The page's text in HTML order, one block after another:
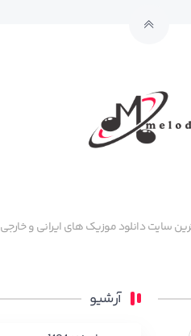
سایت دانلود موزیک های ایرانی و خارجی
آرشیو